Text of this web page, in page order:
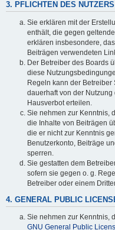
3. PFLICHTEN DES NUTZERS
Sie erklären mit der
enthält, die gegen
erklären insbesondere,
Beiträgen verwendeten
Der Betreiber des Boards
diese
Regeln kann der
dauerhaft von der
Hausverbot erteilen.
Sie nehmen zur Kenntnis,
die Inhalte von Beiträgen
die er nicht zur Kenntnis
Benutzerkonto, Beiträge
sperren.
Sie gestatten dem
sofern sie gegen o. g.
Betreiber oder einem
4. GENERAL PUBLIC
Sie nehmen zur Kenntnis,
GNU General Public